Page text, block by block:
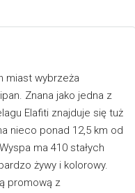
miast wybrzeża
Znana jako jedna z
Elafiti znajduje się tuż
nieco ponad 12,5 km od
ma 410 stałych
żywy i kolorowy.
promową z